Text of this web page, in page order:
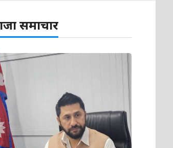
समाचार